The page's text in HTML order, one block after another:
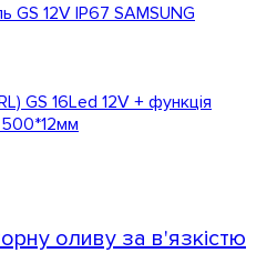
GS 12V IP67 SAMSUNG
GS 16Led 12V + функція
оливу за в'язкістю